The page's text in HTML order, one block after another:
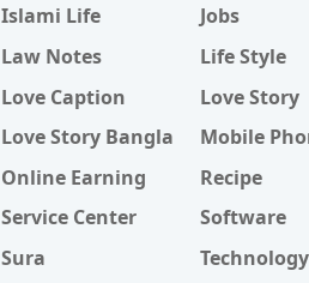
Islami Life
Jobs
Law Notes
Life Style
Love Caption
Love Story
Love Story Bangla
Mobile
Online Earning
Recipe
Service Center
Software
Sura
Technology